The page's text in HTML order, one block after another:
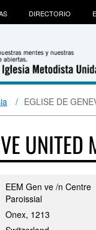
DIRECTORIO
EGLISE DE
UNITED
EEM Gen ve /n Centre
Paroissial
Onex, 1213